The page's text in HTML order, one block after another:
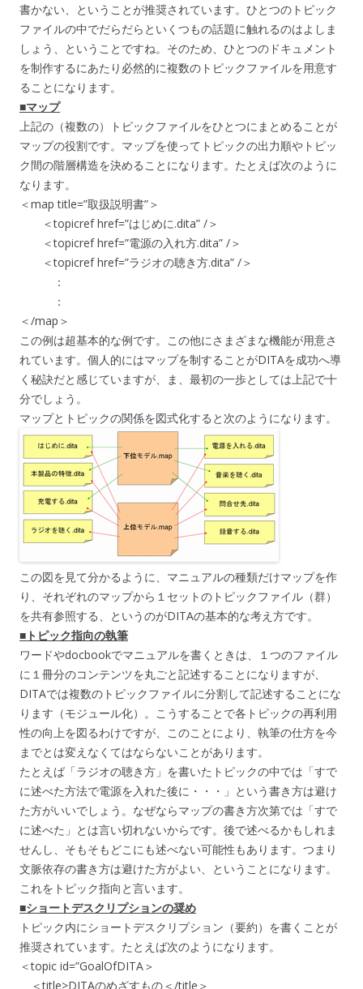
書かない、ということが推奨されています。ひとつのトピック
ファイルの中でだらだらといくつもの話題に触れるのはよしま
しょう、ということですね。そのため、ひとつのドキュメント
を制作するにあたり必然的に複数のトピックファイルを用意す
ることになります。
■マップ
上記の（複数の）トピックファイルをひとつにまとめることが
マップの役割です。マップを使ってトピックの出力順やトピッ
ク間の階層構造を決めることになります。たとえば次のように
なります。
＜map title=”取扱説明書”＞
＜topicref href=”はじめに.dita” /＞
＜topicref href=”電源の入れ方.dita” /＞
＜topicref href=”ラジオの聴き方.dita” /＞
：
：
＜/map＞
この例は超基本的な例です。この他にさまざまな機能が用意さ
れています。個人的にはマップを制することがDITAを成功へ導
く秘訣だと感じていますが、ま、最初の一歩としては上記で十
分でしょう。
マップとトピックの関係を図式化すると次のようになります。
この図を見て分かるように、マニュアルの種類だけマップを作
り、それぞれのマップから１セットのトピックファイル（群）
を共有参照する、というのがDITAの基本的な考え方です。
■トピック指向の執筆
ワードやdocbookでマニュアルを書くときは、１つのファイル
に１冊分のコンテンツを丸ごと記述することになりますが、
DITAでは複数のトピックファイルに分割して記述することにな
ります（モジュール化）。こうすることで各トピックの再利用
性の向上を図るわけですが、このことにより、執筆の仕方を今
までとは変えなくてはならないことがあります。
たとえば「ラジオの聴き方」を書いたトピックの中では「すで
に述べた方法で電源を入れた後に・・・」という書き方は避け
た方がいいでしょう。なぜならマップの書き方次第では「すで
に述べた」とは言い切れないからです。後で述べるかもしれま
せんし、そもそもどこにも述べない可能性もあります。つまり
文脈依存の書き方は避けた方がよい、ということになります。
これをトピック指向と言います。
■ショートデスクリプションの奨め
トピック内にショートデスクリプション（要約）を書くことが
推奨されています。たとえば次のようになります。
＜topic id=”GoalOfDITA＞
＜title>DITAのめざすもの＜/title＞